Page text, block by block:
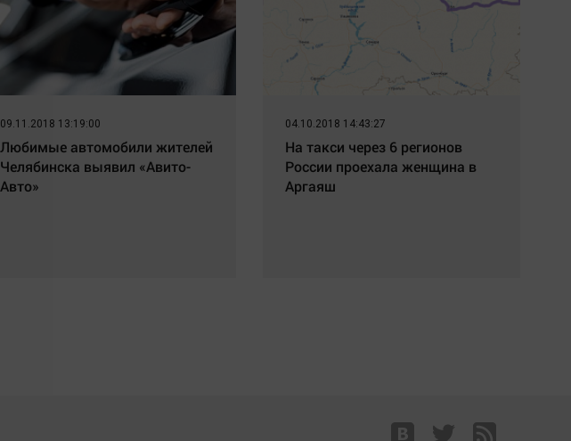
09.11.2018 13:19:00
Любимые автомобили жителей
Челябинска выявил «Авито-
Авто»
04.10.2018 14:43:27
На такси через 6 регионов
России проехала женщина в
Аргаяш